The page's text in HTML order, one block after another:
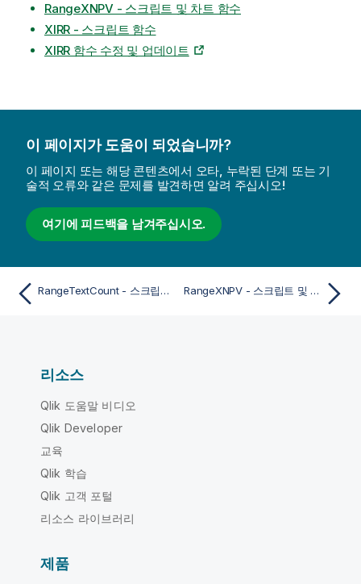
RangeXNPV - 스크립트 및 차트 함수
XIRR - 스크립트 함수
XIRR 함수 수정 및 업데이트
이 페이지가 도움이 되었습니까?
이 페이지 또는 해당 콘텐츠에서 오타, 누락된 단계 또는 기
술적 오류와 같은 문제를 발견하면 알려 주십시오!
여기에 피드백을 남겨주십시오.
RangeTextCount - 스크립트 및 차트 함수 RangeXNPV - 스크립트 및 차트 함수
리소스
Qlik 도움말 비디오
Qlik Developer
교육
Qlik 학습
Qlik 고객 포털
리소스 라이브러리
제품